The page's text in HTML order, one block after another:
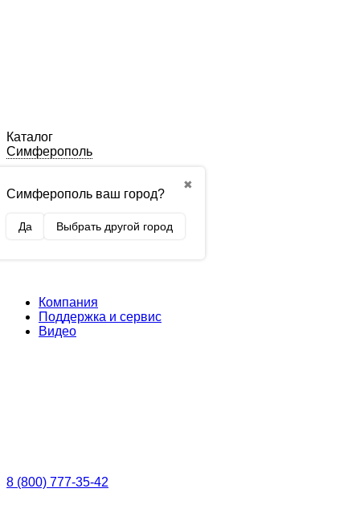
Каталог
Симферополь
✖
Симферополь ваш город?
Да Выбрать другой город
Компания
Поддержка и сервис
Видео
8 (800) 777-35-42